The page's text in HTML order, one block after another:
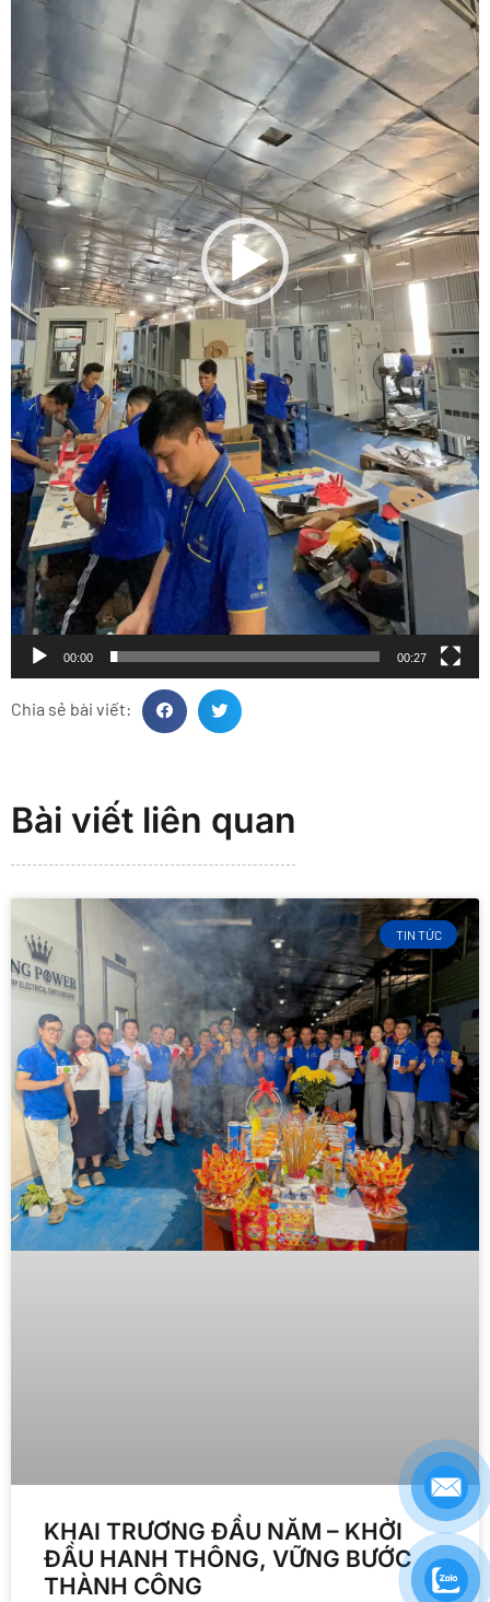
00:00 00:27
Chia sẻ bài viết:
Bài viết liên quan
TIN TỨC
KHAI TRƯƠNG ĐẦU NĂM – KHỞI
ĐẦU HANH THÔNG, VỮNG BƯỚC
THÀNH CÔNG